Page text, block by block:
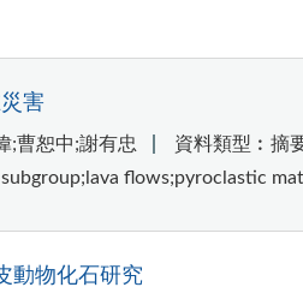
害
;曹恕中;謝有忠 資料類型︰摘
flows;pyroclastic
動物化石研究